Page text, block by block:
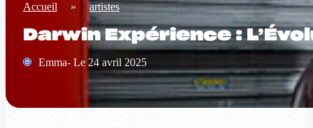
Accueil » artistes
Darwin Expérience :
Emma- Le 24 avril 2025